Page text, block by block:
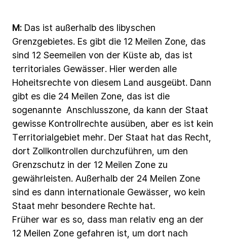
M: Das ist außerhalb des libyschen
Grenzgebietes. Es gibt die 12 Meilen Zone, das
sind 12 Seemeilen von der Küste ab, das ist
territoriales Gewässer. Hier werden alle
Hoheitsrechte von diesem Land ausgeübt. Dann
gibt es die 24 Meilen Zone, das ist die
sogenannte Anschlusszone, da kann der Staat
gewisse Kontrollrechte ausüben, aber es ist kein
Territorialgebiet mehr. Der Staat hat das Recht,
dort Zollkontrollen durchzuführen, um den
Grenzschutz in der 12 Meilen Zone zu
gewährleisten. Außerhalb der 24 Meilen Zone
sind es dann internationale Gewässer, wo kein
Staat mehr besondere Rechte hat.
Früher war es so, dass man relativ eng an der
12 Meilen Zone gefahren ist, um dort nach